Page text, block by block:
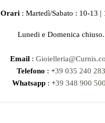
Orari : Martedì/Sabato : 10-13 |
Lunedi e Domenica chiuso.
Email :
Telefono : +39 035 240 283
Whatsapp : +39 348 900